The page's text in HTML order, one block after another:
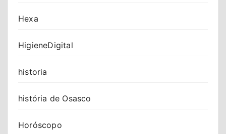
Hexa
HigieneDigital
historia
história de Osasco
Horóscopo